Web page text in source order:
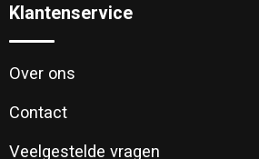
Klantenservice
Over ons
Contact
Veelgestelde vragen